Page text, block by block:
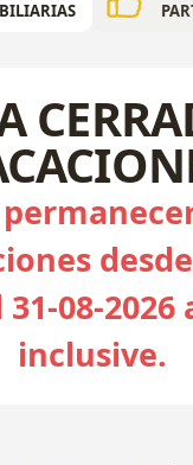
31-08-2026
inclusive.